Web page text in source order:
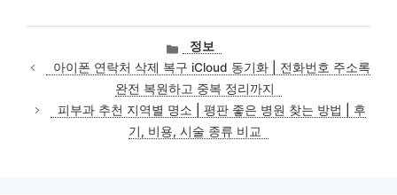
카
테
고
리
정보
아이폰 연락처 삭제 복구 iCloud 동기화 | 전화번호 주소록
완전 복원하고 중복 정리까지
피부과 추천 지역별 명소 | 평판 좋은 병원 찾는 방법 | 후
기, 비용, 시술 종류 비교